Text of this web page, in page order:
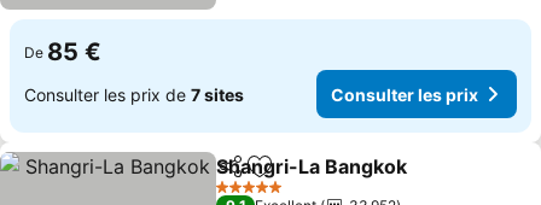
De 85 €
Consulter les prix de 7 sites Consulter les prix
PartagerAjouter à mes favoris
Shangri-La Bangkok
5 Étoiles